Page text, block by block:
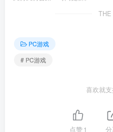
THE
PC游戏
# PC游戏
喜欢就
点赞1